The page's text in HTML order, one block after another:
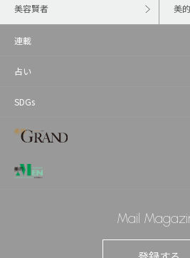
美容賢者 美
連載
占い
SDGs
Mail